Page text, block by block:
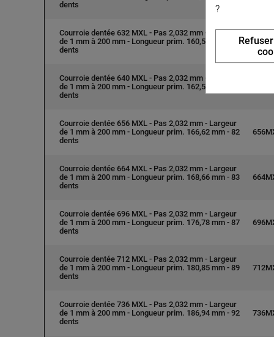
dents
Courroie dentée 632 MXL - Pas 2,032 mm - Largeur
de 1 mm à 200 mm - Longueur prim. 160,53 mm - 79
dents
Courroie dentée 640 MXL - Pas 2,032 mm - Largeur
de 1 mm à 200 mm - Longueur prim. 162,56 mm - 80
dents
Courroie dentée 656 MXL - Pas 2,032 mm - Largeur
de 1 mm à 200 mm - Longueur prim. 166,62 mm - 82
dents
Courroie dentée 664 MXL - Pas 2,032 mm - Largeur
de 1 mm à 200 mm - Longueur prim. 168,66 mm - 83
dents
Courroie dentée 696 MXL - Pas 2,032 mm - Largeur
de 1 mm à 200 mm - Longueur prim. 176,78 mm - 87
dents
Courroie dentée 712 MXL - Pas 2,032 mm - Largeur
de 1 mm à 200 mm - Longueur prim. 180,85 mm - 89
dents
Courroie dentée 736 MXL - Pas 2,032 mm - Largeur
de 1 mm à 200 mm - Longueur prim. 186,94 mm - 92
dents
?